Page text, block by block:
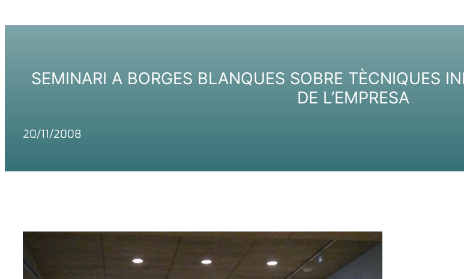
SEMINARI A BORGES BLANQUES SOBRE TÈCNIQUES
DE L’EMPRESA
20/11/2008